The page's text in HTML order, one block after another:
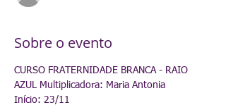
Sobre o evento
CURSO FRATERNIDADE BRANCA - RAIO
AZUL Multiplicadora: Maria Antonia
Início: 23/11